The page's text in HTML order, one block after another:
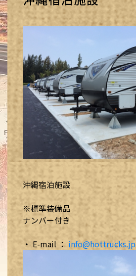
沖縄宿泊施設
※標準装備品
ナンバー付き
・ E-mail ： info@hottrucks.jp